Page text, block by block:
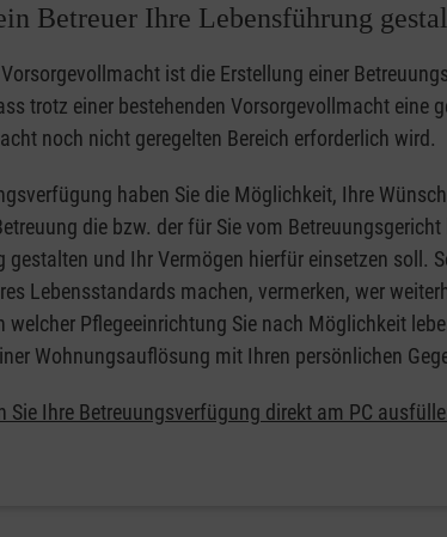
Betreuer Ihre Lebensführung
ist die Erstellung einer
trotz einer bestehenden Vorsorgevollmacht eine
noch nicht geregelten Bereich erforderlich wird.
haben Sie die Möglichkeit, Ihre
die bzw. der für Sie vom
gestalten und Ihr Vermögen hierfür einsetzen soll.
Lebensstandards machen, vermerken, wer
welcher Pflegeeinrichtung Sie nach Möglichkeit
Wohnungsauflösung mit Ihren persönlichen
Sie Ihre Betreuungsverfügung direkt am PC